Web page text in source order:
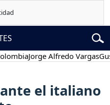
Jorge Alfredo VargasGustavo
el italiano